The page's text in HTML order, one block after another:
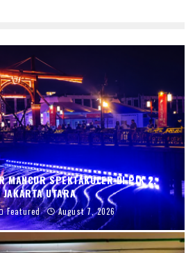
MANCUR SPEKTAKULER DI PIK 2,
JAKARTA UTARA
Featured August 7, 2026